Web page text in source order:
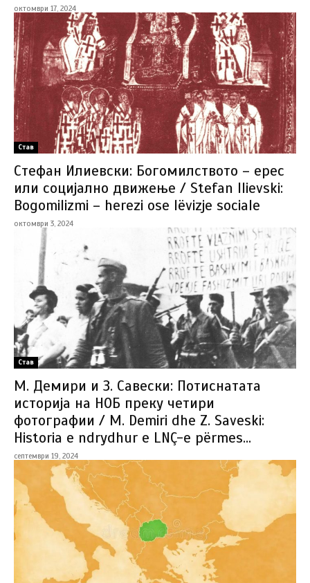
октомври 17, 2024
Став
Стефан Илиевски: Богомилството – ерес
или социјално движење / Stefan Ilievski:
Bogomilizmi – herezi ose lëvizje sociale
октомври 3, 2024
Став
М. Демири и З. Савески: Потиснатата
историја на НОБ преку четири
фотографии / M. Demiri dhe Z. Saveski:
Historia e ndrydhur e LNÇ-e përmes...
септември 19, 2024